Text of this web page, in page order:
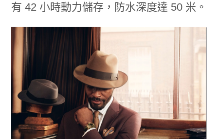
有 42 小時動力儲存，防水深度達 50 米。